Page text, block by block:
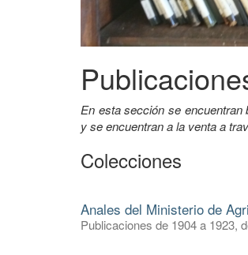
En esta sección se
y se encuentran a la venta a
Colecciones
Anales del Ministerio de
Publicaciones de 1904 a 1923,